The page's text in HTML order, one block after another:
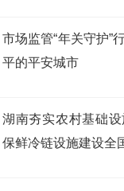
市场监管“年关守护”
平的平安城市
湖南夯实农村基础
保鲜冷链设施建设全